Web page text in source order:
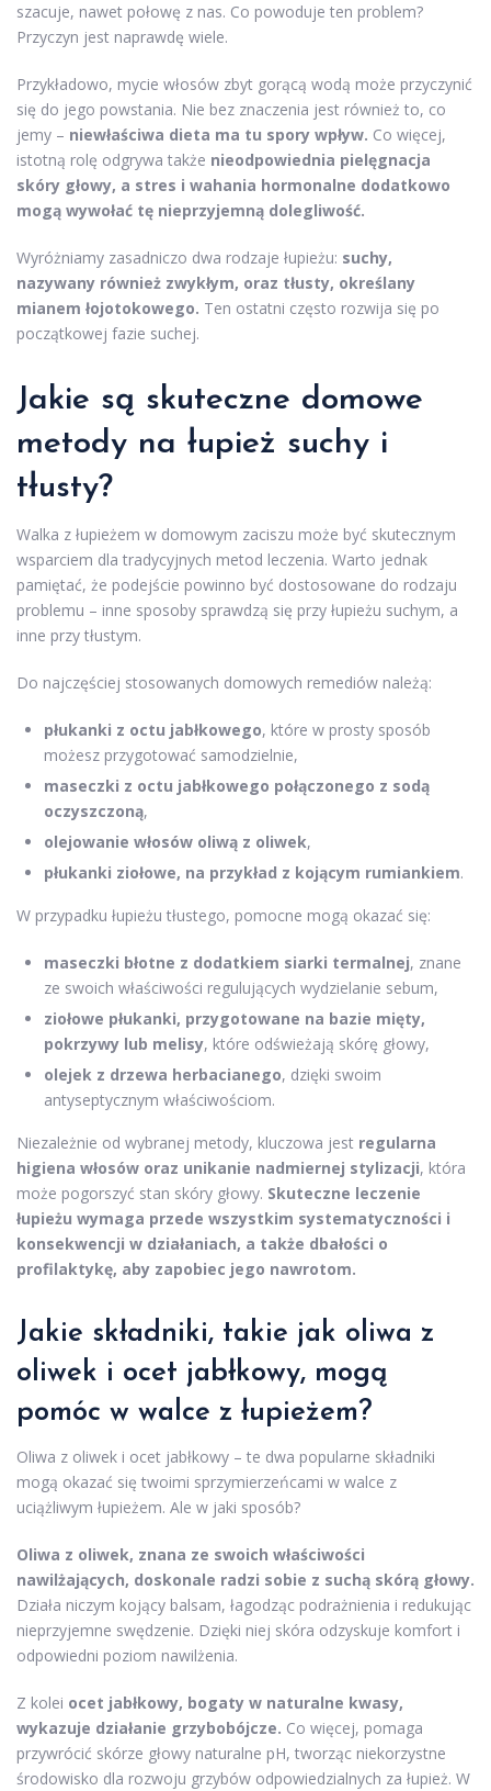
szacuje, nawet połowę z nas. Co powoduje ten problem?
Przyczyn jest naprawdę wiele.
Przykładowo, mycie włosów zbyt gorącą wodą może przyczynić
się do jego powstania. Nie bez znaczenia jest również to, co
jemy – niewłaściwa dieta ma tu spory wpływ. Co więcej,
istotną rolę odgrywa także nieodpowiednia pielęgnacja
skóry głowy, a stres i wahania hormonalne dodatkowo
mogą wywołać tę nieprzyjemną dolegliwość.
Wyróżniamy zasadniczo dwa rodzaje łupieżu: suchy,
nazywany również zwykłym, oraz tłusty, określany
mianem łojotokowego. Ten ostatni często rozwija się po
początkowej fazie suchej.
Jakie są skuteczne domowe
metody na łupież suchy i
tłusty?
Walka z łupieżem w domowym zaciszu może być skutecznym
wsparciem dla tradycyjnych metod leczenia. Warto jednak
pamiętać, że podejście powinno być dostosowane do rodzaju
problemu – inne sposoby sprawdzą się przy łupieżu suchym, a
inne przy tłustym.
Do najczęściej stosowanych domowych remediów należą:
płukanki z octu jabłkowego, które w prosty sposób
możesz przygotować samodzielnie,
maseczki z octu jabłkowego połączonego z sodą
oczyszczoną,
olejowanie włosów oliwą z oliwek,
płukanki ziołowe, na przykład z kojącym rumiankiem.
W przypadku łupieżu tłustego, pomocne mogą okazać się:
maseczki błotne z dodatkiem siarki termalnej, znane
ze swoich właściwości regulujących wydzielanie sebum,
ziołowe płukanki, przygotowane na bazie mięty,
pokrzywy lub melisy, które odświeżają skórę głowy,
olejek z drzewa herbacianego, dzięki swoim
antyseptycznym właściwościom.
Niezależnie od wybranej metody, kluczowa jest regularna
higiena włosów oraz unikanie nadmiernej stylizacji, która
może pogorszyć stan skóry głowy. Skuteczne leczenie
łupieżu wymaga przede wszystkim systematyczności i
konsekwencji w działaniach, a także dbałości o
profilaktykę, aby zapobiec jego nawrotom.
Jakie składniki, takie jak oliwa z
oliwek i ocet jabłkowy, mogą
pomóc w walce z łupieżem?
Oliwa z oliwek i ocet jabłkowy – te dwa popularne składniki
mogą okazać się twoimi sprzymierzeńcami w walce z
uciążliwym łupieżem. Ale w jaki sposób?
Oliwa z oliwek, znana ze swoich właściwości
nawilżających, doskonale radzi sobie z suchą skórą głowy.
Działa niczym kojący balsam, łagodząc podrażnienia i redukując
nieprzyjemne swędzenie. Dzięki niej skóra odzyskuje komfort i
odpowiedni poziom nawilżenia.
Z kolei ocet jabłkowy, bogaty w naturalne kwasy,
wykazuje działanie grzybobójcze. Co więcej, pomaga
przywrócić skórze głowy naturalne pH, tworząc niekorzystne
środowisko dla rozwoju grzybów odpowiedzialnych za łupież. W